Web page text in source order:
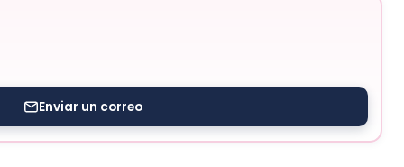
Enviar un correo